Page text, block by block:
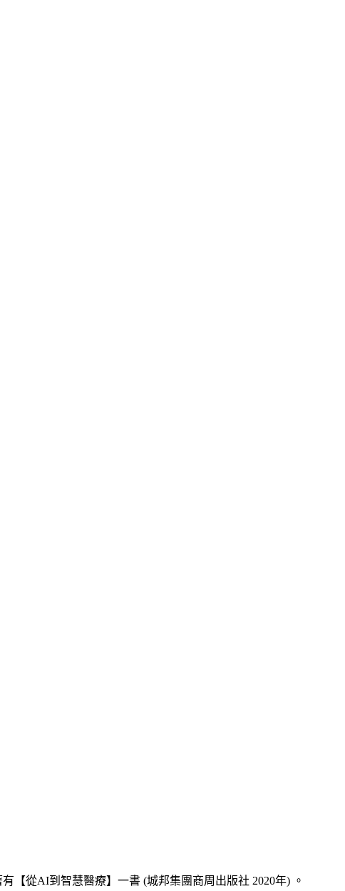
【從AI到智慧醫療】一書 (城邦集團商周出版社 2020年) 。